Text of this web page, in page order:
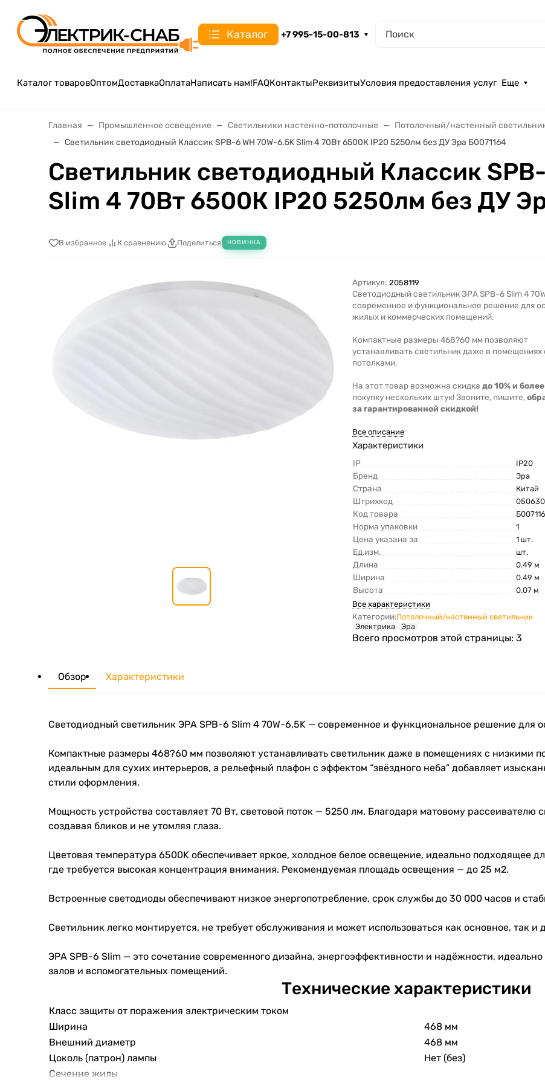
Каталог +7 995-15-00-813
Каталог товаровОптомДоставкаОплатаНаписать нам!FAQКонтактыРеквизитыУсловия предоставления услуг Еще
Главная Промышленное освещение Светильники настенно-потолочные
Потолочный/настенный
Светильник светодиодный Классик SPB-6 WH 70W-6.5K Slim 4 70Вт 6500К IP20 5250лм без ДУ Эра Б0071164
Светильник светодиодный Классик
Slim 4 70Вт 6500К IP20 5250лм без ДУ
В избранное К сравнению Поделиться НОВИНКА
Артикул: 2058119
Светодиодный светильник ЭРА SPB-6 Slim 4
современное и функциональное решение для
жилых и коммерческих помещений.
Компактные размеры 468?60 мм позволяют
устанавливать светильник даже в помещениях
потолками.
На этот товар возможна скидкадо 10% и более
покупку нескольких штук! Звоните, пишите,
за гарантированной скидкой!
Все описание
Характеристики
IP IP20
Бренд Эра
Страна Китай
Штрихкод
Код товара
Норма упаковки 1
Цена указана за 1 шт.
Ед.изм. шт.
Длина 0.49 м
Ширина 0.49 м
Высота
0.07 м
Все характеристики
Категории:Потолочный/настенный светильник
Электрика
Эра
Всего просмотров этой страницы:3
Обзор Характеристики
Светодиодный светильник ЭРА SPB-6 Slim 4 70W-6,5K — современное и функциональное решение
Компактные размеры 468?60 мм позволяют устанавливать светильник даже в помещениях с низкими
идеальным для сухих интерьеров, а рельефный плафон с эффектом “звёздного неба” добавляет
стили оформления.
Мощность устройства составляет 70 Вт, световой поток — 5250 лм. Благодаря матовому рассеивателю
создавая бликов и не утомляя глаза.
Цветовая температура 6500K обеспечивает яркое, холодное белое освещение, идеально подходящее
где требуется высокая концентрация внимания. Рекомендуемая площадь освещения — до 25 м2.
Встроенные светодиоды обеспечивают низкое энергопотребление, срок службы до 30 000 часов и
Светильник легко монтируется, не требует обслуживания и может использоваться как основное, так и
ЭРА SPB-6 Slim — это сочетание современного дизайна, энергоэффективности и надёжности,
залов и вспомогательных помещений.
Технические характеристики
Класс защиты от поражения электрическим током
Ширина
468 мм
Внешний диаметр
468 мм
Цоколь (патрон) лампы
Нет (без)
Сечение жилы